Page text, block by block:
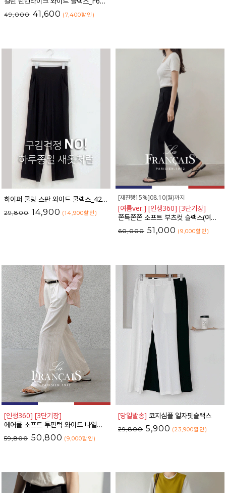
49,000 41,600 (7,400할인 )
하이퍼 쿨링 스판 와이드 쿨랙스_42SL561
29,800 14,900 (14,900할인 )
[재진행15%]08.10(월)까지
[여름ver.] [인생360] [3단기장]
쫀득쫀쫀 소프트 부츠컷 슬랙스(여름VER.)_F6H403SL
60,000 51,000 (9,000할인 )
[인생360] [3단기장]
에어쿨 소프트 투핀턱 와이드 나일론 슬랙스_F6S350SL
59,800 50,800 (9,000할인 )
[당일발송] 코지심플 일자핏슬랙스
29,800 5,900 (23,900할인 )